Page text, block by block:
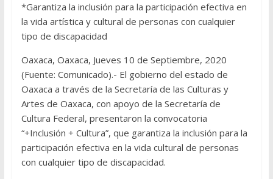
*Garantiza la inclusión para la participación efectiva en
la vida artística y cultural de personas con cualquier
tipo de discapacidad
Oaxaca, Oaxaca, Jueves 10 de Septiembre, 2020
(Fuente: Comunicado).- El gobierno del estado de
Oaxaca a través de la Secretaría de las Culturas y
Artes de Oaxaca, con apoyo de la Secretaría de
Cultura Federal, presentaron la convocatoria
“+Inclusión + Cultura”, que garantiza la inclusión para la
participación efectiva en la vida cultural de personas
con cualquier tipo de discapacidad.